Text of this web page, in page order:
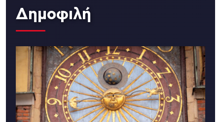
Δημοφιλή